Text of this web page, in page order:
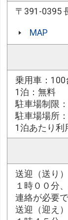
〒391-0395
MAP
乗用車：100
1泊：無料
駐車場制限
駐車場場所
1泊あたり利
送迎（送り
１時００分
連絡が必要で
送迎（迎え